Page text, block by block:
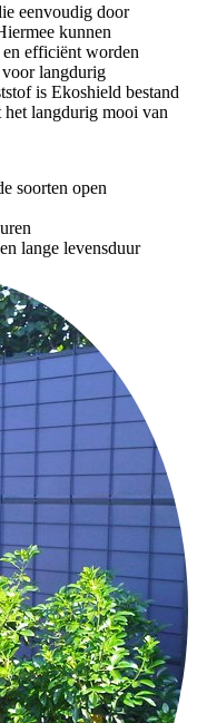
eenvoudig door
kunnen
en efficiënt worden
langdurig
is Ekoshield bestand
langdurig mooi van
soorten open
lange levensduur